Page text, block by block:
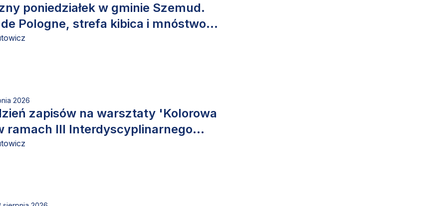
poniedziałek w gminie Szemud.
Pologne, strefa kibica i mnóstwo
2026
zapisów na warsztaty 'Kolorowa
ramach III Interdyscyplinarnego